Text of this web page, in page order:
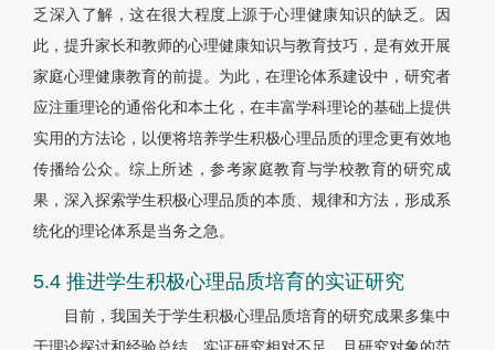
乏深入了解，这在很大程度上源于心理健康知识的缺乏。因
此，提升家长和教师的心理健康知识与教育技巧，是有效开展
家庭心理健康教育的前提。为此，在理论体系建设中，研究者
应注重理论的通俗化和本土化，在丰富学科理论的基础上提供
实用的方法论，以便将培养学生积极心理品质的理念更有效地
传播给公众。综上所述，参考家庭教育与学校教育的研究成
果，深入探索学生积极心理品质的本质、规律和方法，形成系
统化的理论体系是当务之急。
5.4 推进学生积极心理品质培育的实证研究
目前，我国关于学生积极心理品质培育的研究成果多集中